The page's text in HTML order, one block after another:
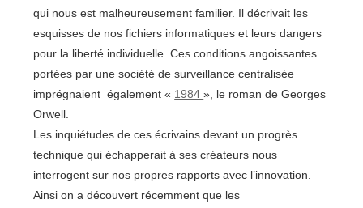
qui nous est malheureusement familier. Il décrivait les
esquisses de nos fichiers informatiques et leurs dangers
pour la liberté individuelle. Ces conditions angoissantes
portées par une société de surveillance centralisée
imprégnaient également « 1984», le roman de Georges
Orwell.
Les inquiétudes de ces écrivains devant un progrès
technique qui échapperait à ses créateurs nous
interrogent sur nos propres rapports avec l’innovation.
Ainsi on a découvert récemment que les